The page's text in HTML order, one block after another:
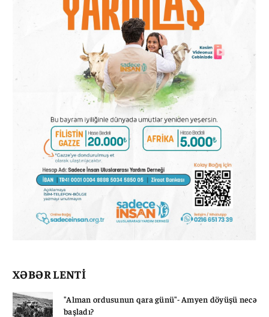
XƏBƏR LENTİ
"Alman ordusunun qara günü"- Amyen döyüşü necə
başladı?